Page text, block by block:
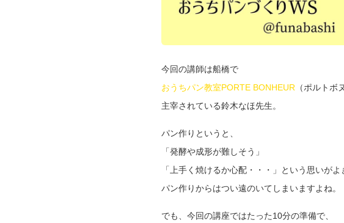
今回の講師は船橋で
おうちパン教室PORTE BONHEUR （ポルトボ
主宰されている鈴木なほ先生。
パン作りというと、
「発酵や成形が難しそう」
「上手く焼けるか心配・・・」という思いがよ
パン作りからはつい遠のいてしまいますよね。
でも、今回の講座ではたった10分の準備で、